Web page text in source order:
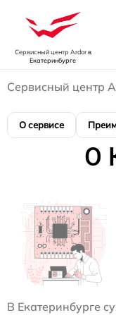
Сервисный центр Ardorв
Екатеринбурге
Сервисный центр
О сервисе
О
В Екатеринбурге